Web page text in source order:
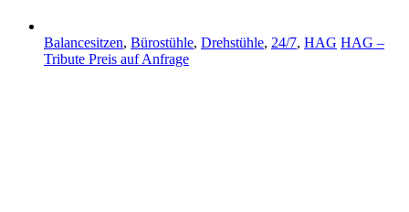
Balancesitzen, Bürostühle, Drehstühle, 24/7, HAG HAG –
Tribute Preis auf Anfrage